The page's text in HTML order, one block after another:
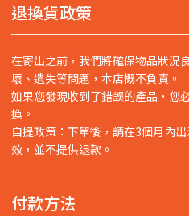
退換貨政策
在寄出之前，我們將確保物品狀況
壞、遺失等問題，本店概不負責。
如果您發現收到了錯誤的產品，您
換。
自提政策：下單後，請在3個月內
效，並不提供退款。
付款方法